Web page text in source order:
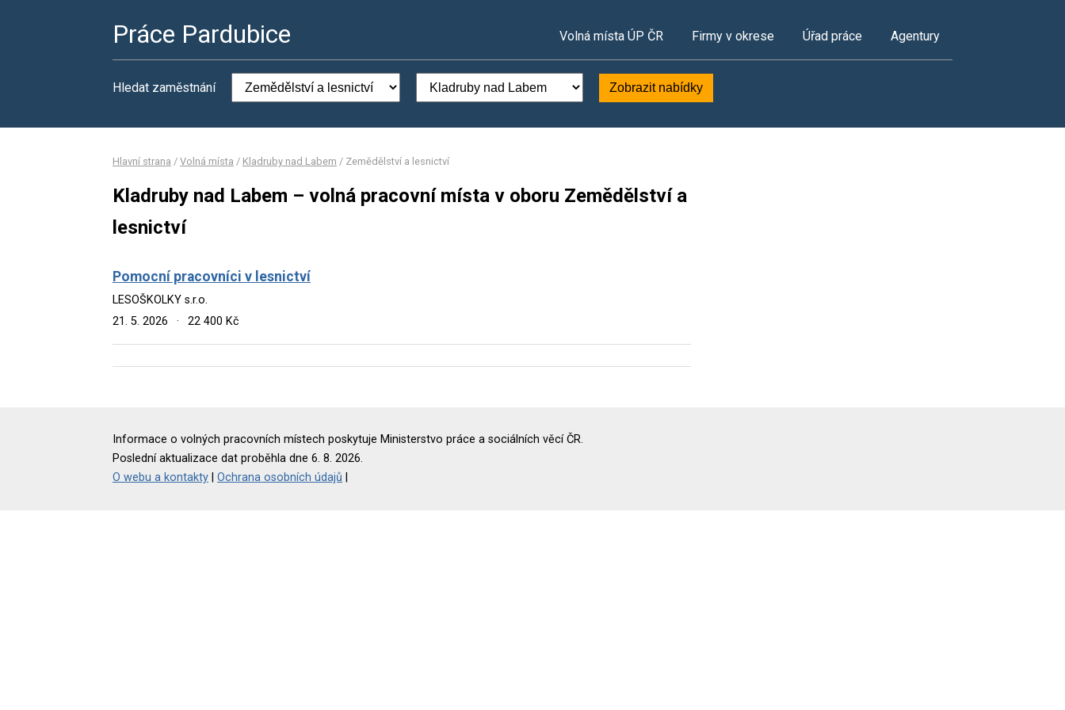
Práce Pardubice Volná místa ÚP ČR Firmy v okrese Úřad práce Agentury
Hledat zaměstnání Zobrazit nabídky
Hlavní strana / Volná místa / Kladruby nad Labem / Zemědělství a lesnictví
Kladruby nad Labem – volná pracovní místa v oboru Zemědělství a
lesnictví
Pomocní pracovníci v lesnictví
LESOŠKOLKY s.r.o.
21. 5. 2026
· 22 400 Kč
Informace o volných pracovních místech poskytuje Ministerstvo práce a sociálních věcí ČR.
Poslední aktualizace dat proběhla dne 6. 8. 2026.
O webu a kontakty
Ochrana osobních údajů